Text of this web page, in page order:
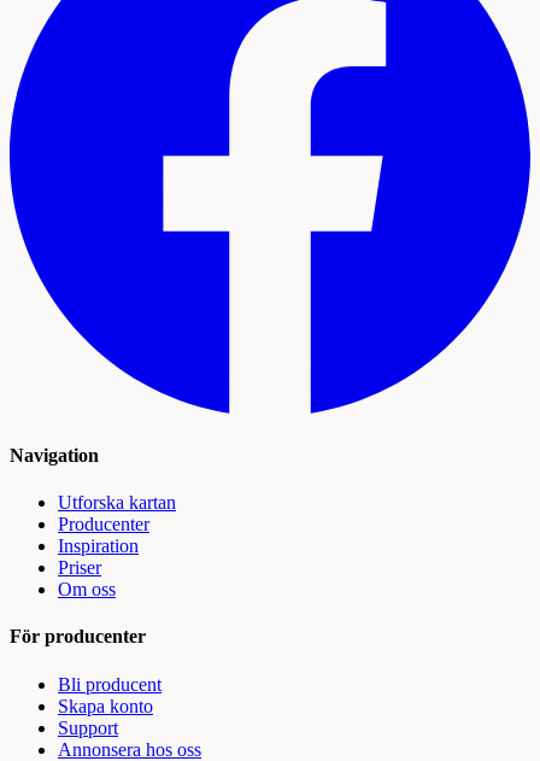
Navigation
Utforska kartan
Producenter
Inspiration
Priser
Om oss
För producenter
Bli producent
Skapa konto
Support
Annonsera hos oss